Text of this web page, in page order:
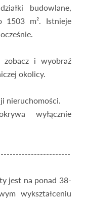
budowlane,
1503 m². Istnieje
zobacz i wyobraź
okolicy.
nieruchomości.
wyłącznie
jest na ponad 38-
wykształceniu